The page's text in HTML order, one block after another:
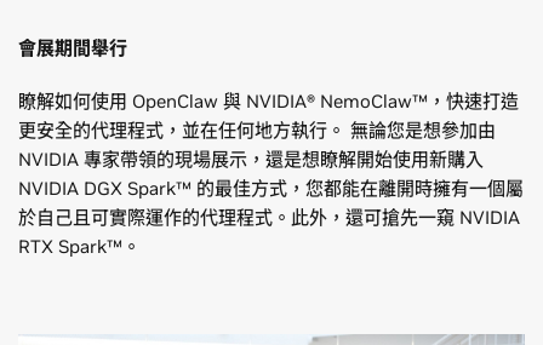
會展期間舉行
瞭解如何使用 OpenClaw 與 NVIDIA® NemoClaw™，快速打造
更安全的代理程式，並在任何地方執行。 無論您是想參加由
NVIDIA 專家帶領的現場展示，還是想瞭解開始使用新購入
NVIDIA DGX Spark™ 的最佳方式，您都能在離開時擁有一個屬
於自己且可實際運作的代理程式。此外，還可搶先一窺 NVIDIA
RTX Spark™。